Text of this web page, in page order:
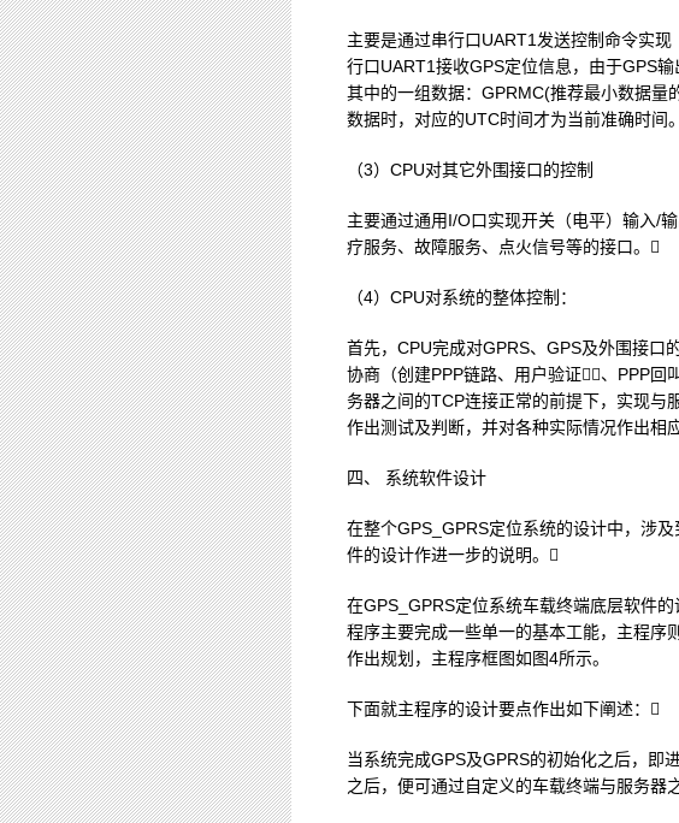
主要是通过串行口UART1发送控制命令实
行口UART1接收GPS定位信息，由于GPS
其中的一组数据：GPRMC(推荐最小数据量
数据时，对应的UTC时间才为当前准确时间。
（3）CPU对其它外围接口的控制
主要通过通用I/O口实现开关（电平）输入/
疗服务、故障服务、点火信号等的接口。
（4）CPU对系统的整体控制：
首先，CPU完成对GPRS、GPS及外围接口
协商（创建PPP链路、用户验证、PPP回
务器之间的TCP连接正常的前提下，实现与
作出测试及判断，并对各种实际情况作出相
四、 系统软件设计
在整个GPS_GPRS定位系统的设计中，涉
件的设计作进一步的说明。
在GPS_GPRS定位系统车载终端底层软件
程序主要完成一些单一的基本工能，主程序
作出规划，主程序框图如图4所示。
下面就主程序的设计要点作出如下阐述：
当系统完成GPS及GPRS的初始化之后，即
之后，便可通过自定义的车载终端与服务器